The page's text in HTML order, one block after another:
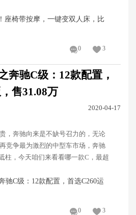
0 3
奔驰C级：12款配置，
售31.08万
2020-04-17
，奔驰向来是不缺号召力的，无论
竞争最为激烈的中型车市场，奔驰
柱，今天咱们来看看哪一款C，最超
0 3